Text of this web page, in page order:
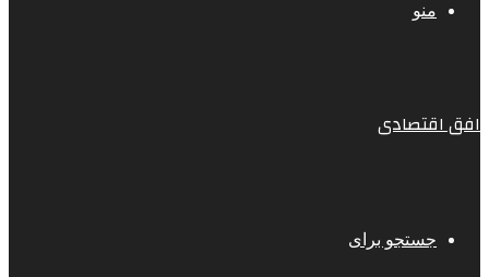
منو
افق اقتصادی
جستجو برای